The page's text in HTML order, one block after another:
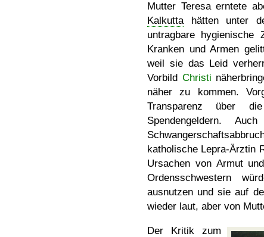
Mutter Teresa erntete
Kalkuttahätten unter
untragbare hygienische
Kranken und Armen
weil sie das Leid
Vorbild Christi
näher zu kommen.
Transparenz über
Spendengeldern.
katholische Lepra-Ärztin
Ursachen von Armut
Ordensschwestern
ausnutzen und sie auf
wieder laut, aber von
Der Kritik zum